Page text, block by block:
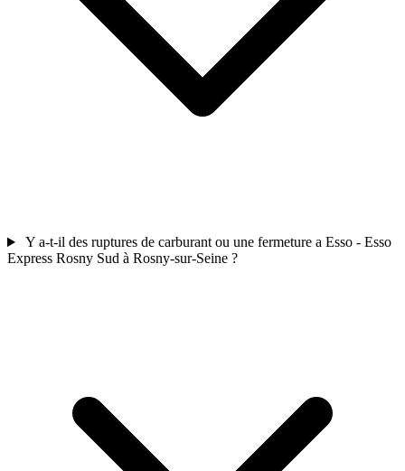
Y a-t-il des ruptures de carburant ou une fermeture a Esso - Esso
Express Rosny Sud à Rosny-sur-Seine ?